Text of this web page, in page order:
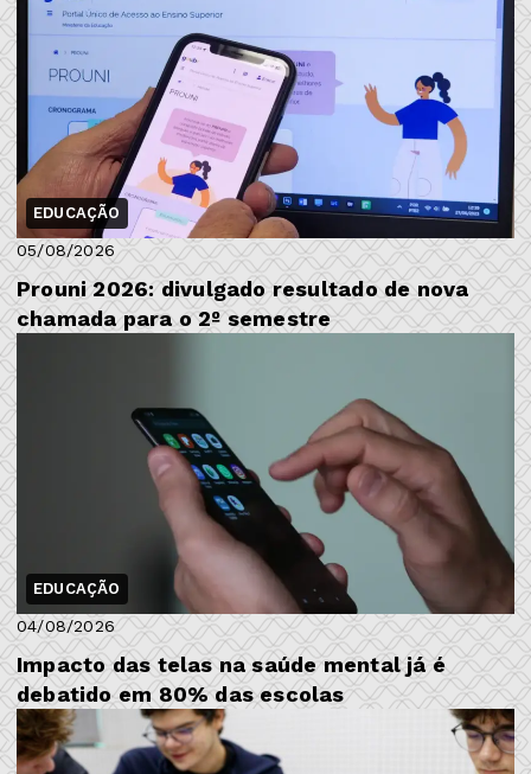
EDUCAÇÃO
05/08/2026
Prouni 2026: divulgado resultado de nova
chamada para o 2º semestre
EDUCAÇÃO
04/08/2026
Impacto das telas na saúde mental já é
debatido em 80% das escolas